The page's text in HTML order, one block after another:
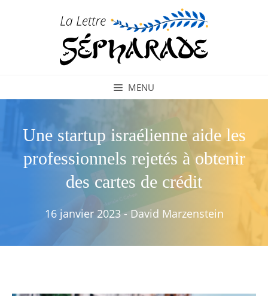
MENU
Une startup israélienne aide les
professionnels rejetés à obtenir
des cartes de crédit
16 janvier 2023 - David Marzenstein